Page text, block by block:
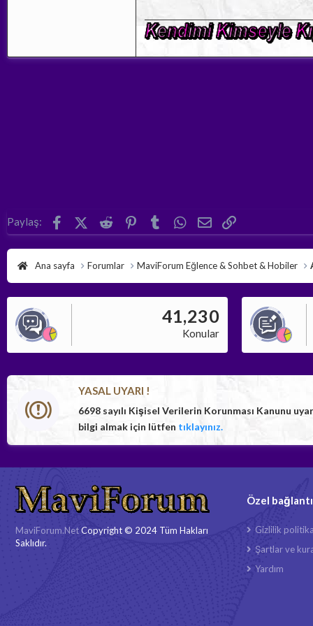
Paylaş: FacebookX (Twitter)
Reddit Pinterest
Tumblr WhatsApp
E-posta
Ana sayfa Forumlar MaviForum Eğlence & Sohbet & Hobiler
41,230
Konular
YASAL UYARI !
6698 sayılı Kişisel Verilerin Korunması Kanunu
bilgi almak için lütfen tıklayınız.
MaviForum.NetCopyright © 2024 Tüm Hakları
Saklıdır.
Özel
Gizlilik
Şartlar ve
Yardım